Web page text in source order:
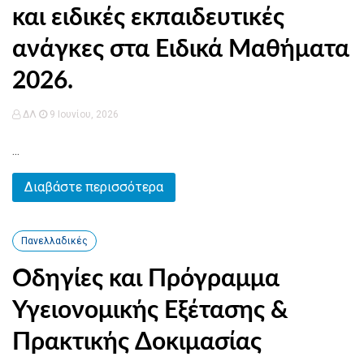
και ειδικές εκπαιδευτικές
ανάγκες στα Ειδικά Μαθήματα
2026.
ΔΛ 9 Ιουνίου, 2026
...
Διαβάστε περισσότερα
Πανελλαδικές
Οδηγίες και Πρόγραμμα
Υγειονομικής Εξέτασης &
Πρακτικής Δοκιμασίας